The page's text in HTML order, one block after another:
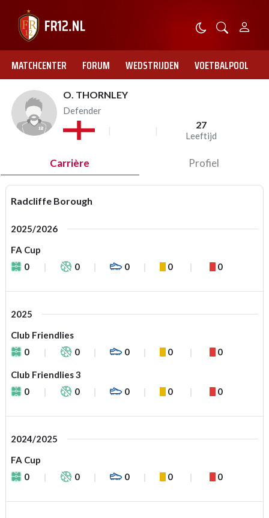
MATCHCENTER FORUM WEDSTRIJDEN VOETBALPOOL
O. THORNLEY
Defender
27
Leeftijd
Carrière Profiel
Radcliffe Borough
2025/2026
FA Cup
0
0 0 0 0
2025
Club Friendlies
0
0 0 0 0
Club Friendlies 3
0
0 0 0 0
2024/2025
FA Cup
0
0 0 0 0